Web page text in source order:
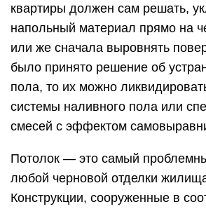
квартиры должен сам решать,
напольный материал прямо на
или же сначала выровнять
было принято решение об
пола, то их можно
системы наливного пола или
смесей с эффектом
Потолок — это самый
любой черновой отделки
Конструкции, сооруженные в